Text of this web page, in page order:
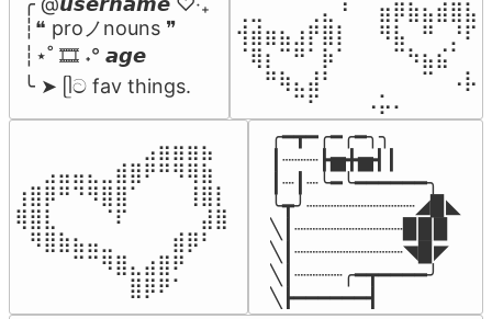
┆❝ proノnouns ❞
┆⋆˚ 🎞️ ˖° 𝙖𝙜𝙚
╰ ➤ ᥫට fav things.
⢀⣀⠀⠀⠀⢀⣄⠘⠀⠀⣶⡿⣷⣦⣾⣿⣧
⢺⣾⣶⣦⣰⡟⣿⡇⠀⠀⠻⣧⠀⠛⠀⡘⠏
⠈⢿⡆⠉⠛⠁⡷⠁⠀⠀⠀⠉⠳⣦⣮⠁⠀
⠀⠀⠛⢷⣄⣼⠃⠀⠀⠀⠀⠀⠀⠉⠀⠠⡧
⠀⠀⠀⠀⠉⠋⠀⠀⠀⠠⡥⠄⠀⠀⠀⠀⠀
⠀⠀⠀⠀⠀⠀⠀⠀⠀⣠⣶⣶⣶⣦⠀⠀
⠀⠀⣠⣤⣤⣄⣀⣾⣿⠟⠛⠻⢿⣷⠀
⢰⣿⡿⠛⠙⠻⣿⣿⠁⠀⠀⠀⢸⣿⡇
⢿⣿⣇⠀⠀⠀⠈⠏⠀⠀⠀⠀⠀⣼⣿⠀
⠀⠻⣿⣷⣦⣤⣀⠀⠀⠀⠀⣾⡿⠃⠀
⠀⠀⠀⠀⠉⠉⠻⣿⣄⣴⣿⠟⠀⠀⠀
⠀⠀⠀⠀⠀⠀⠀⠀⣿⡿⠟⠁⠀⠀⠀⠀
╭━┳━╭━╭━╮╮
┃┈┈┈┣▅╋▅┫┃
┃┈┃┈╰━╰━━━━━━╮
╰┳╯┈┈┈┈┈┈┈┈┈◢▉◣
╲┃┈┈┈┈┈┈┈┈┈▉▉▉
╲┃┈┈┈┈┈┈┈┈┈◥▉◤
╲┃┈┈┈┈╭━┳━━━━╯
╲┣━━━━━━┫﻿